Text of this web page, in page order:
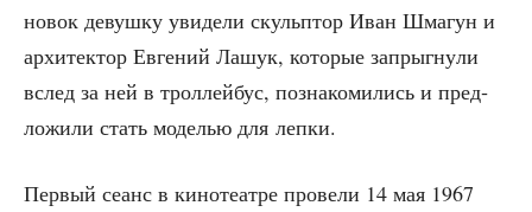
но­вок девуш­ку уви­де­ли скуль­птор Иван Шма­гун и
архи­тек­тор Евге­ний Лашук, кото­рые запрыг­ну­ли
вслед за ней в трол­лей­бус, позна­ко­ми­лись и пред­
ло­жи­ли стать моде­лью для лепки.
Пер­вый сеанс в кино­те­ат­ре про­ве­ли 14 мая 1967